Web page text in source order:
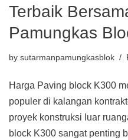
Terbaik
Pamungkas
by sutarmanpamungkasblok
Harga Paving block K300
populer di kalangan
proyek konstruksi luar
block K300 sangat penting